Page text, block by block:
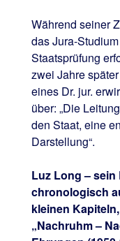
Während seiner
das Jura-
Staatsprüfung
zwei Jahre
eines Dr. jur.
über: „Die
den Staat, eine
Darstellung“.
Luz Long –
chronologisch
kleinen
„Nachruhm –